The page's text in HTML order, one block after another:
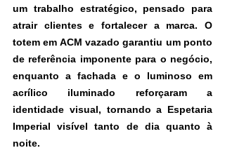
um trabalho estratégico, pensado para
atrair clientes e fortalecer a marca. O
totem em ACM vazado garantiu um ponto
de referência imponente para o negócio,
enquanto a fachada e o luminoso em
acrílico iluminado reforçaram a
identidade visual, tornando a Espetaria
Imperial visível tanto de dia quanto à
noite.